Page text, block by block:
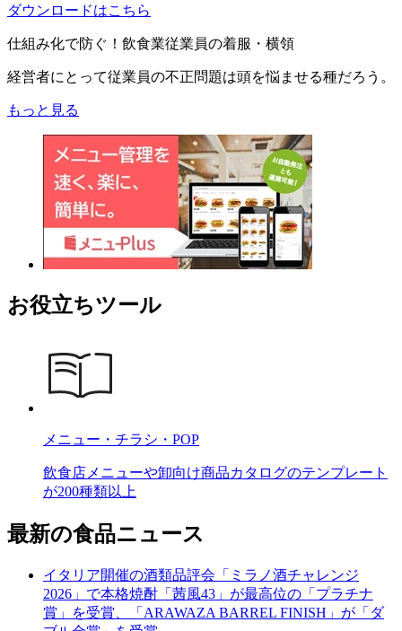
ダウンロードはこちら
仕組み化で防ぐ！飲食業従業員の着服・横領
経営者にとって従業員の不正問題は頭を悩ませる種だろう。
もっと見る
お役立ちツール
メニュー・チラシ・POP
飲食店メニューや卸向け商品カタログのテンプレート
が200種類以上
最新の食品ニュース
イタリア開催の酒類品評会「ミラノ酒チャレンジ
2026」で本格焼酎「茜風43」が最高位の「プラチナ
賞」を受賞、「ARAWAZA BARREL FINISH」が「ダ